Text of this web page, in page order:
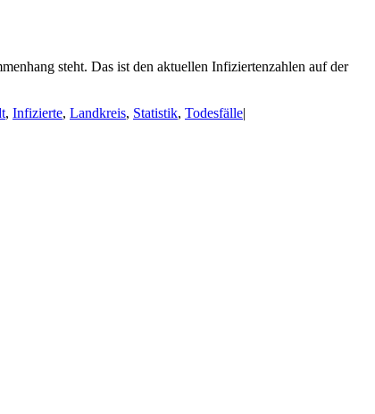
steht. Das ist den aktuellen Infiziertenzahlen auf der
, Infizierte, Landkreis, Statistik, Todesfälle|